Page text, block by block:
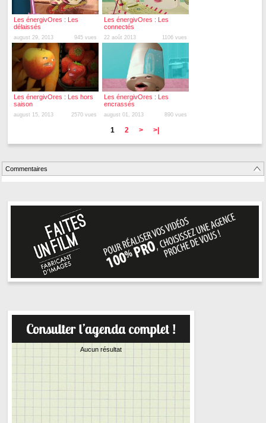
Les énergivOres : Les
délaissés
august 29, 2013 945 vues
Les énergivOres : Les
connectés
22 août 2013 1106 vues
Les énergivOres : Les hors
saison
august 15, 2013 2570 vues
Les énergivOres : Les
encrassés
august 01, 2013 890 vues
1 2 > >|
Commentaires
Aucun résultat